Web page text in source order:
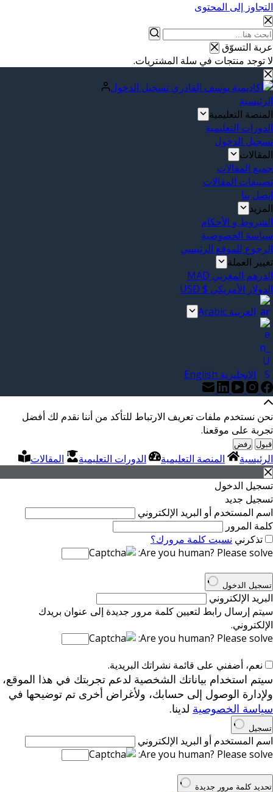
التجاوز إلى المحتوى
عربة التسوّق
لا توجد منتجات في سلة المشتريات.
تسجيل الدخول
الرئيسية
المنصة التعليمية
الدورات التعليمية
تسجيل الدخول
المقالات
جميع المقالات
تصنيفات المقالات
إتصل بنا
المزيد
الشروط و الأحكام
سياسة الخصوصية
الرجوع للموقع الرئيسي
تغيير العملة
الدرهم المغربي MAD
الدولار الأمريكي $ USD
العربية Arabic
الإنجليزية English
نحن نستخدم ملفات تعريف الارتباط للتأكد من أننا نقدم لك أفضل
تجربة على موقعنا.
قبول رفض
الرئيسية المنصة التعليمية الدورات التعليمية
المقالات
تسجيل الدخول
تسجيل جديد
اسم المستخدم أو البريد الإلكتروني
كلمة المرور
تذكرني نسيت كلمة مرورك؟
Are you human? Please solve:
تسجيل الدخول
البريد الإلكتروني
سيتم إرسال رابط لتعيين كلمة مرور جديدة إلى عنوان بريدك
الإلكتروني.
Are you human? Please solve:
نعم، أضفني على قائمة نشراتك البريدية.
سيتم استخدام بياناتك الشخصية لدعم تجربتك في هذا الموقع،
ولإدارة الوصول إلى حسابك، ولأغراض أخرى تم توضيحها في
سياسة الخصوصية لدينا.
تسجيل
اسم المستخدم أو البريد الإلكتروني
Are you human? Please solve:
تحديد كلمة مرور جديدة